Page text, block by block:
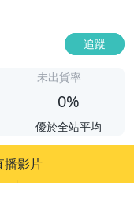
追蹤
未出貨率
0%
優於全站平均
播影片